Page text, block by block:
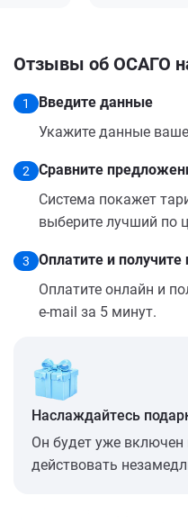
Отзывы об ОСАГО
1
Введите данные
Укажите данные
2
Сравните
Система покажет
выберите лучший по
3
Оплатите и получите
Оплатите онлайн и
e-mail за 5 минут.
Наслаждайтесь
Он будет уже включен
действовать